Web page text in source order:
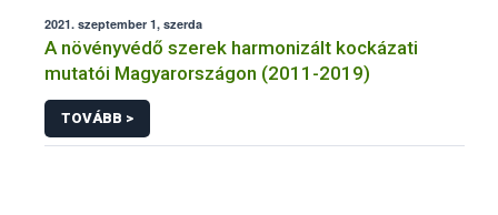
2021. szeptember 1, szerda
A növényvédő szerek harmonizált kockázati
mutatói Magyarországon (2011-2019)
TOVÁBB >